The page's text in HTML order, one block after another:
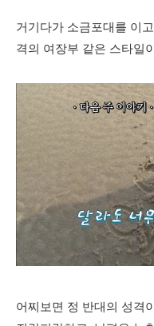
거기다가 소금포대를 이
격의 여장부 같은 스타일
어찌보면 정 반대의 성격